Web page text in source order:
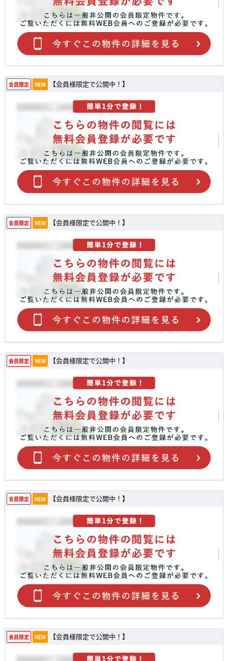
会員限定 NEW 【会員様限定で公開中！】
会員限定 NEW 【会員様限定で公開中！】
会員限定 NEW 【会員様限定で公開中！】
会員限定 NEW 【会員様限定で公開中！】
会員限定 NEW 【会員様限定で公開中！】